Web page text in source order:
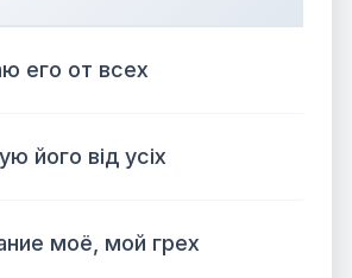
его от всех
його від усіх
моё, мой грех